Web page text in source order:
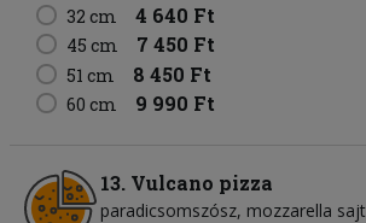
32 cm 4 640 Ft
45 cm 7 450 Ft
51 cm 8 450 Ft
60 cm 9 990 Ft
13. Vulcano pizza
paradicsomszósz mozzarella sajt